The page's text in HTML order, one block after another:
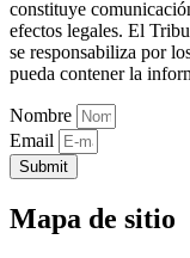
constituye
efectos legales. El
se responsabiliza por
pueda contener la
Nombre
Email
Submit
Mapa de sitio